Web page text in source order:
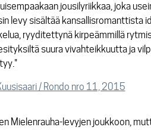
jousilyriikkaa, joka
levy sisältää kansallisromanttista
ryyditettynä kirpeämmillä
suura vivahteikkuutta ja
/ Rondo nro 11, 2015
Mielenrauha-levyjen joukkoon,